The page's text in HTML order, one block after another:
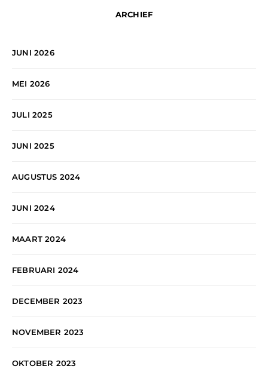
ARCHIEF
JUNI 2026
MEI 2026
JULI 2025
JUNI 2025
AUGUSTUS 2024
JUNI 2024
MAART 2024
FEBRUARI 2024
DECEMBER 2023
NOVEMBER 2023
OKTOBER 2023